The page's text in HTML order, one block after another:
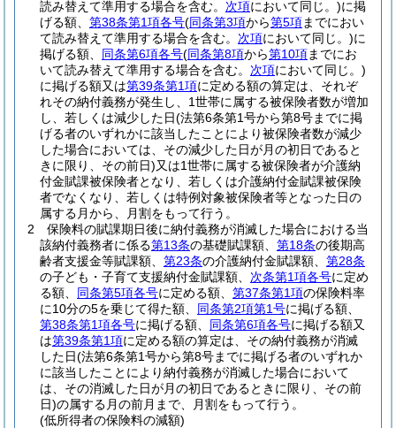
読み替えて準用する場合を含む。 次項において同じ。)に掲
げる額、 第38条第1項各号(同条第3項から第5項までにおい
て読み替えて準用する場合を含む。 次項において同じ。)に
掲げる額、 同条第6項各号(同条第8項から第10項までにお
いて読み替えて準用する場合を含む。 次項において同じ。)
に掲げる額又は第39条第1項に定める額の算定は、それぞ
れその納付義務が発生し、1世帯に属する被保険者数が増加
し、若しくは減少した日(法第6条第1号から第8号までに掲
げる者のいずれかに該当したことにより被保険者数が減少
した場合においては、その減少した日が月の初日であると
きに限り、その前日)又は1世帯に属する被保険者が介護納
付金賦課被保険者となり、若しくは介護納付金賦課被保険
者でなくなり、若しくは特例対象被保険者等となった日の
属する月から、月割をもって行う。
2
保険料の賦課期日後に納付義務が消滅した場合における当
該納付義務者に係る第13条の基礎賦課額、 第18条の後期高
齢者支援金等賦課額、 第23条の介護納付金賦課額、 第28条
の子ども・子育て支援納付金賦課額、 次条第1項各号に定め
る額、 同条第5項各号に定める額、 第37条第1項の保険料率
に10分の5を乗じて得た額、 同条第2項第1号に掲げる額、
第38条第1項各号に掲げる額、 同条第6項各号に掲げる額又
は第39条第1項に定める額の算定は、その納付義務が消滅
した日(法第6条第1号から第8号までに掲げる者のいずれか
に該当したことにより納付義務が消滅した場合において
は、その消滅した日が月の初日であるときに限り、その前
日)の属する月の前月まで、月割をもって行う。
(低所得者の保険料の減額)